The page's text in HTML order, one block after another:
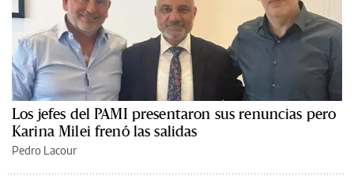
Los jefes del PAMI presentaron sus renuncias pero
Karina Milei frenó las salidas
Pedro Lacour